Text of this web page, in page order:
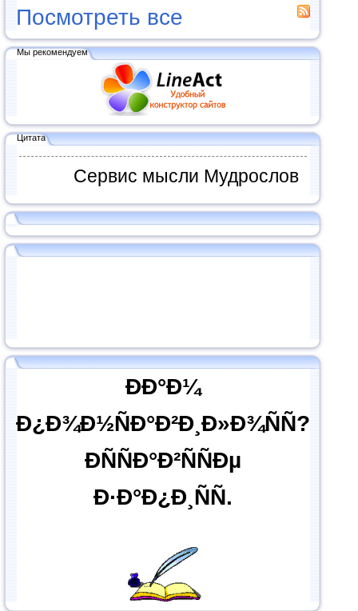
Посмотреть все
Мы рекомендуем
Цитата
Сервис мысли Мудрослов
ÐÐ°Ð¼
Ð¿Ð¾Ð½ÑÐ°Ð²Ð¸Ð»Ð¾ÑÑ?
ÐÑÑÐ°Ð²ÑÑÐµ
Ð·Ð°Ð¿Ð¸ÑÑ.